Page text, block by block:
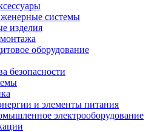
системы
изделия
оборудование
безопасности
и элементы питания
электрооборудование